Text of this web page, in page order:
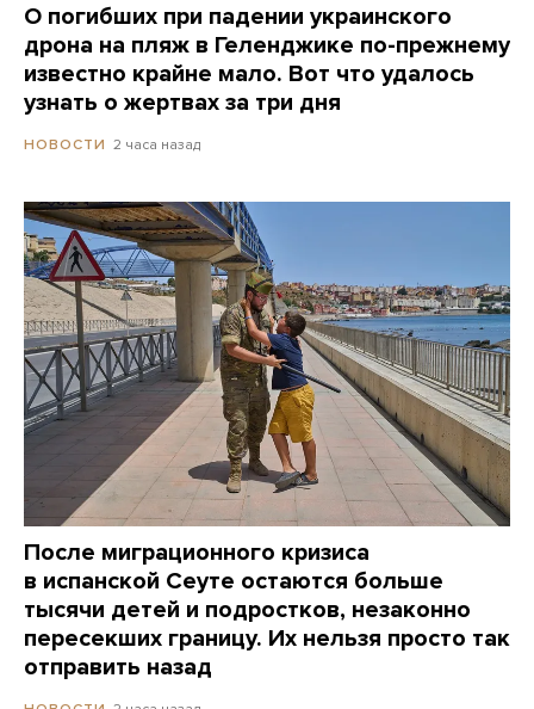
О погибших при падении украинского
дрона на пляж в Геленджике по-прежнему
известно крайне мало. Вот что удалось
узнать о жертвах за три дня
НОВОСТИ 2 часа назад
После миграционного кризиса
в испанской Сеуте остаются больше
тысячи детей и подростков, незаконно
пересекших границу. Их нельзя просто так
отправить назад